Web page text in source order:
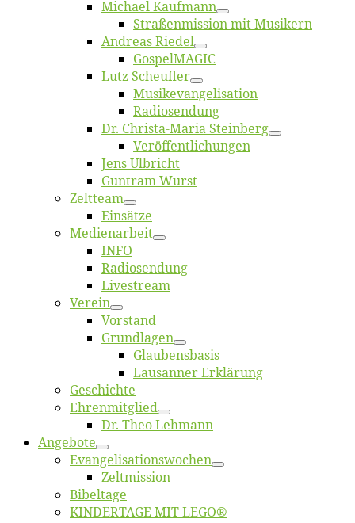
Mi­cha­el Kaufmann
Straßenmis­sion mit Musikern
An­dre­as Riedel
Gos­pel­MA­GIC
Lutz Scheuf­ler
Musikevan­ge­li­sa­tion
Ra­dio­sen­dung
Dr. Chris­­ta-Ma­ria Steinberg
Ver­öf­fent­li­chun­gen
Jens Ulb­richt
Gun­tram Wurst
Zelt­team
Ein­sät­ze
Me­di­en­ar­beit
INFO
Ra­dio­sen­dung
Live­stream
Ver­ein
Vor­stand
Grund­la­gen
Glaubens­ba­sis
Lausan­ner Erklärung
Ge­schich­te
Eh­ren­mit­glied
Dr. Theo Lehmann
An­ge­bo­te
Evangelisa­tions­wo­chen
Zelt­mis­si­on
Bi­bel­ta­ge
KINDERTAGE MIT LEGO®